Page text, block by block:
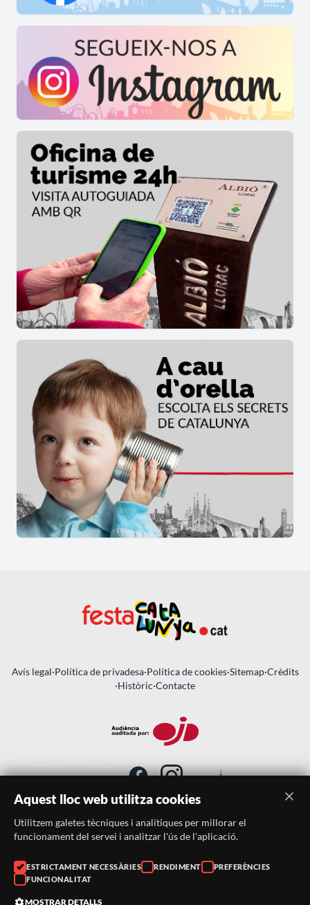
Avís legal·Política de privadesa·Política de cookies·Sitemap·Crèdits
·Històric·Contacte
SUBSCRIU-TE AL BUTLLETÍ
Telèfon:
938046359
Correu:
Aquest lloc web utilitza cookies
Utilitzem galetes tècniques i analítiques per millorar el
funcionament del servei i analitzar l'ús de l'aplicació.
ESTRICTAMENT NECESSÀRIES RENDIMENT
PREFERÈNCIES
FUNCIONALITAT
MOSTRAR DETALLS